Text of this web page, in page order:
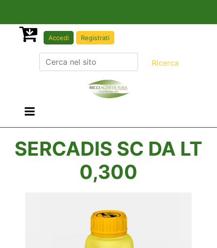
Accedi Registrati
Open menu
SERCADIS SC DA LT
0,300